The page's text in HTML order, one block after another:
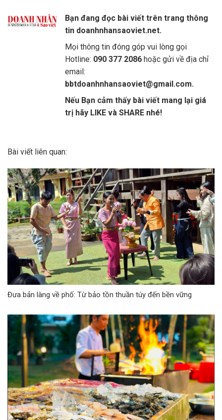
Bạn đang đọc bài viết trên trang thông
tin doanhnhansaoviet.net.
Mọi thông tin đóng góp vui lòng gọi
Hotline: 090 377 2086 hoặc gửi về địa chỉ
email:
bbtdoanhnhansaoviet@gmail.com.
Nếu Bạn cảm thấy bài viết mang lại giá
trị hãy LIKE và SHARE nhé!
Bài viết liên quan:
Đưa bản làng về phố: Từ bảo tồn thuần túy đến bền vững